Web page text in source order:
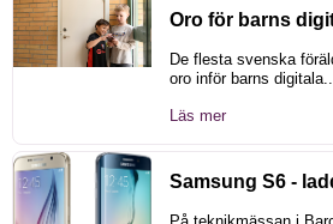
Oro för barns
De flesta svenska
oro inför barns digitala...
Läs mer
Samsung S6 -